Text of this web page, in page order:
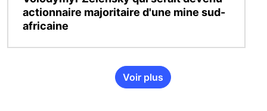
actionnaire majoritaire d'une mine sud-
africaine
Voir plus